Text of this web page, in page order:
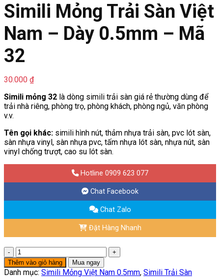
Simili Mỏng Trải Sàn Việt
Nam – Dày 0.5mm – Mã
32
30.000 ₫
Simili mỏng 32 là dòng simili trải sàn giá rẻ thường dùng để
trải nhà riêng, phòng trọ, phòng khách, phòng ngủ, văn phòng
v.v.
Tên gọi khác: simili hình nút, thảm nhựa trải sàn, pvc lót sàn,
sàn nhựa vinyl, sàn nhựa pvc, tấm nhựa lót sàn, nhựa nút, sàn
vinyl chống trượt, cao su lót sàn.
Hotline 0909 623 077
Chat Facebook
Chat Zalo
Đặt Hàng Nhanh
Simili
Mỏng
Trải
Thêm vào giỏ hàng Mua ngay
Danh mục: Simili Mỏng Việt Nam 0.5mm, Simili Trải Sàn